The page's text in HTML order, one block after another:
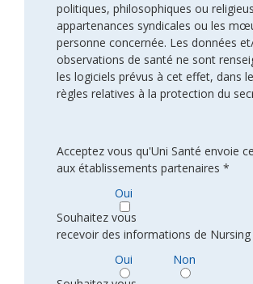
politiques, philosophiques ou
appartenances syndicales ou les
personne concernée. Les données
observations de santé ne sont
les logiciels prévus à cet effet, dans
règles relatives à la protection du
Acceptez vous qu'Uni Santé envoie
aux établissements partenaires *
Oui
Souhaitez vous
recevoir des informations de
Oui
Non